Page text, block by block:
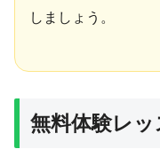
しましょう。
無料体験レ